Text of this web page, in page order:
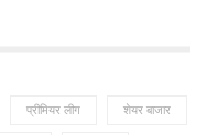
प्रीमियर लीग शेयर बाजार